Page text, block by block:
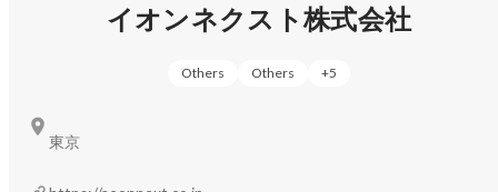
イオンネクスト株式会社
Others Others +5
東京